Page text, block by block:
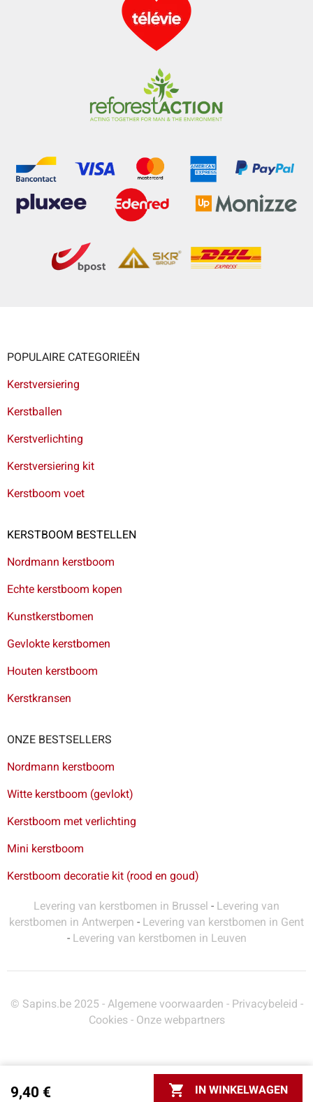
9,40 €  IN WINKELWAGEN
POPULAIRE CATEGORIEËN
Kerstversiering
Kerstballen
Kerstverlichting
Kerstversiering kit
Kerstboom voet
KERSTBOOM BESTELLEN
Nordmann kerstboom
Echte kerstboom kopen
Kunstkerstbomen
Gevlokte kerstbomen
Houten kerstboom
Kerstkransen
ONZE BESTSELLERS
Nordmann kerstboom
Witte kerstboom (gevlokt)
Kerstboom met verlichting
Mini kerstboom
Kerstboom decoratie kit (rood en goud)
Levering van kerstbomen in Brussel - Levering van
kerstbomen in Antwerpen - Levering van kerstbomen in Gent
- Levering van kerstbomen in Leuven
© Sapins.be 2025 - Algemene voorwaarden - Privacybeleid -
Cookies- Onze webpartners